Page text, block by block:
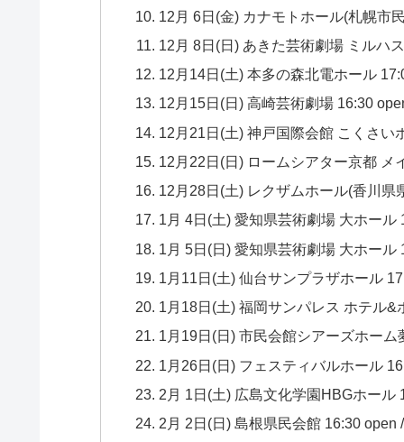
12月 6日(金) カナモトホール(札幌市
12月 8日(日) あきた芸術劇場 ミルハ
12月14日(土) 本多の森北電ホール
12月15日(日) 高崎芸術劇場 16:30
12月21日(土) 神戸国際会館 こくさい
12月22日(日) ロームシアター京都 メ
12月28日(土) レクザムホール(香川県
1月 4日(土) 愛知県芸術劇場 大ホール
1月 5日(日) 愛知県芸術劇場 大ホール
1月11日(土) 仙台サンプラザホール
1月18日(土) 福岡サンパレス ホテル&
1月19日(日) 市民会館シアーズホー
1月26日(日) フェスティバルホール
2月 1日(土) 広島文化学園HBGホール
2月 2日(日) 島根県民会館 16:30 open